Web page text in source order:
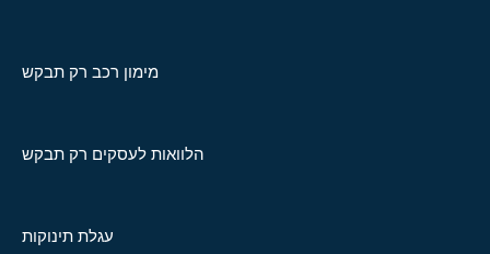
מימון רכב רק תבקש
הלוואות לעסקים רק תבקש
עגלת תינוקות